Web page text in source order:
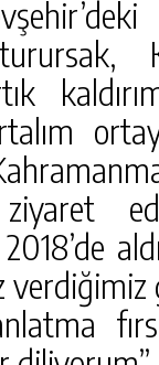
ziyaret